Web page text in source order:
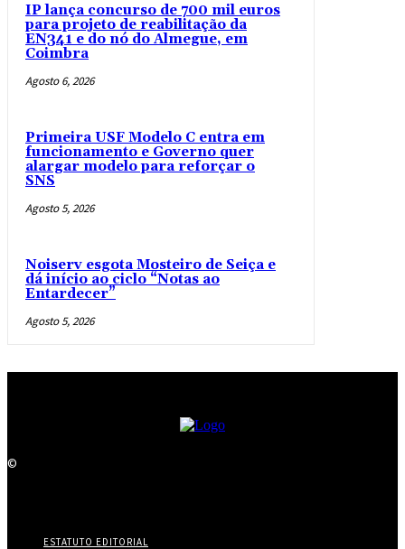
IP lança concurso de 700 mil euros
para projeto de reabilitação da
EN341 e do nó do Almegue, em
Coimbra
Agosto 6, 2026
Primeira USF Modelo C entra em
funcionamento e Governo quer
alargar modelo para reforçar o
SNS
Agosto 5, 2026
Noiserv esgota Mosteiro de Seiça e
dá início ao ciclo “Notas ao
Entardecer”
Agosto 5, 2026
©
ESTATUTO EDITORIAL